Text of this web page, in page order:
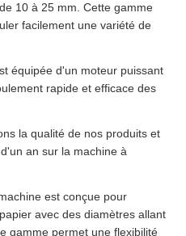
10 à 25 mm. Cette gamme
facilement une variété de
équipée d'un moteur puissant
rapide et efficace des
la qualité de nos produits et
an sur la machine à
est conçue pour
avec des diamètres allant
gamme permet une flexibilité